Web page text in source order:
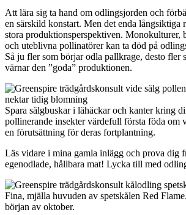
Att lära sig ta hand om odlingsjorden och
en särskild konstart. Men det enda långsiktiga
stora produktionsperspektiven. Monokulturer,
och uteblivna pollinatörer kan ta död på
Så ju fler som börjar odla pallkrage, desto fler
värnar den ”goda” produktionen.
Spara sälgbuskar i lähäckar och kanter kring
pollinerande insekter värdefull första föda om
en förutsättning för deras fortplantning.
Läs vidare i mina gamla inlägg och prova dig
egenodlade, hållbara mat! Lycka till med
Fina, mjälla huvuden av spetskålen Red
början av oktober.